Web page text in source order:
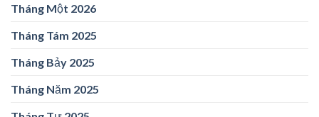
Tháng Một 2026
Tháng Tám 2025
Tháng Bảy 2025
Tháng Năm 2025